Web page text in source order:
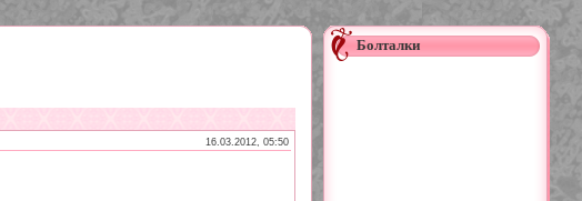
[Наградные розетки из атласной
ленты
Вяжем для детей(96)
16.03.2012, 05:50
Болталки